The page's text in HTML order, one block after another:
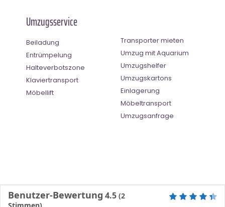
Umzugsservice
Beiladung
Entrümpelung
Halteverbotszone
Klaviertransport
Möbellift
Transporter mieten
Umzug mit Aquarium
Umzugshelfer
Umzugskartons
Einlagerung
Möbeltransport
Umzugsanfrage
Benutzer-Bewertung 4.5 (2